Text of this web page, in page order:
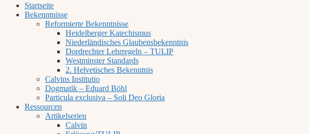
Startseite
Bekenntnisse
Reformierte Bekenntnisse
Heidelberger Katechismus
Niederländisches Glaubensbekenntnis
Dordrechter Lehrregeln – TULIP
Westminster Standards
2. Helvetisches Bekenntnis
Calvins Institutio
Dogmatik – Eduard Böhl
Particula exclusiva – Soli Deo Gloria
Ressourcen
Artikelserien
Calvin